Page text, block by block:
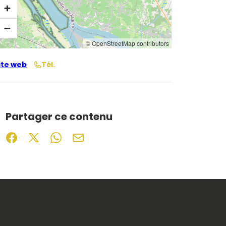
© OpenStreetMap contributors
web Tél.
Partager ce contenu
Partager sur Facebook (nouvelle fenêtre)
Partager sur X / Twitter (nouvelle fenêtre)
Partager sur WhatsApp
Partager par mail